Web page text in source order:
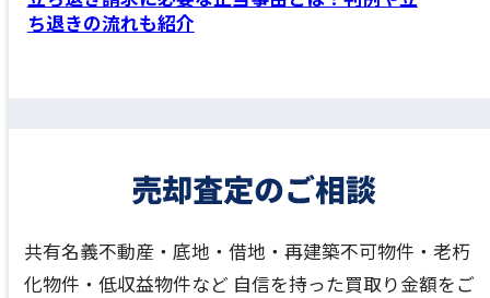
ち退きの流れも紹介
共有名義不動産・底地・借地・再建築不可物件・老朽
化物件・低収益物件など 自信を持った買取り金額をご